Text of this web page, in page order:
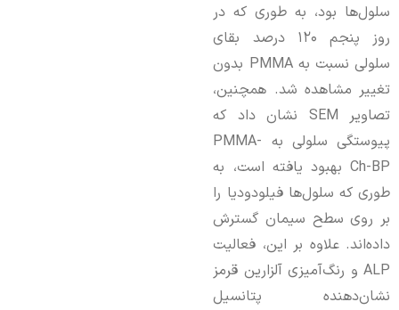
سلول‌ها بود، به طوری که در
روز پنجم ۱۲۰
درصد بقای
سلولی نسبت به PMMA بدون
تغییر مشاهده شد. همچنین،
تصاویر SEM نشان داد که
پیوستگی سلولی به PMMA-
Ch-BP بهبود یافته است، به
طوری که سلول‌ها فیلودودیا را
بر روی سطح سیمان گسترش
داده‌اند. علاوه بر این، فعالیت
ALP و رنگ‌آمیزی آلزارین قرمز
نشان‌دهنده پتانسیل